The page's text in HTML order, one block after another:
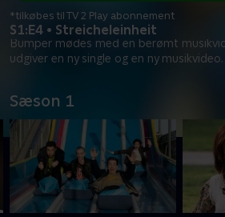
S1:E4 • Streicheleinheit
Bumper mødes med en berømt
udgiver en ny single og en ny musikvideo.
*tilkøbes til TV 2 Play abonnement
Sæson 1